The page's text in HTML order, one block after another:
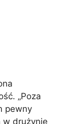
„Poza
pewny
w drużynie